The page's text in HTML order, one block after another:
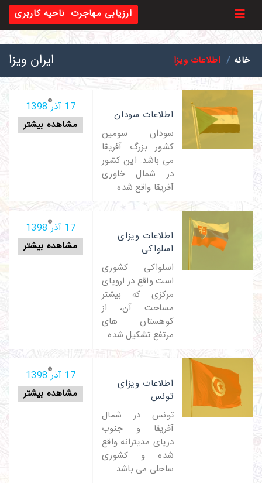
ناحیه کاربری ارزیابی مهاجرت
ایران ویزا خانه
17 آذر 1398
مشاهده بیشتر
اطلاعات سودان
سودان سومین
کشور بزرگ آفریقا
می باشد. این کشور
در شمال خاوری
آفریقا واقع شده
17 آذر 1398
مشاهده بیشتر
اطلاعات ویزای
اسلواکی
اسلواکی کشوری
است واقع در اروپای
مرکزی که بیشتر
مساحت آن، از
کوهستان های
مرتفع تشکیل شده
17 آذر 1398
مشاهده بیشتر
اطلاعات ویزای
تونس
تونس در شمال
آفریقا و جنوب
دریای مدیترانه واقع
شده و کشوری
ساحلی می باشد